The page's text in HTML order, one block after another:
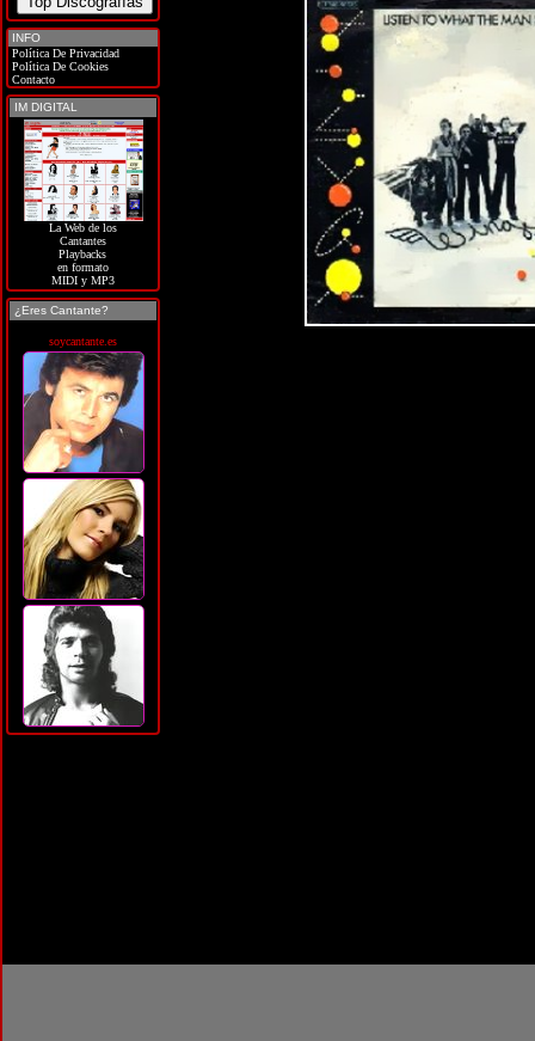
INFO
Política De Privacidad
Política De Cookies
Contacto
IM DIGITAL
La Web de los
Cantantes
Playbacks
en formato
MIDI y MP3
¿Eres Cantante?
soycantante.es